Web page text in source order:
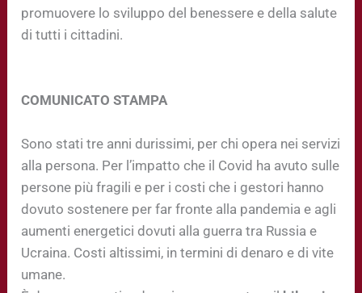
promuovere lo sviluppo del benessere e della salute
di tutti i cittadini.
COMUNICATO STAMPA
Sono stati tre anni durissimi, per chi opera nei servizi
alla persona. Per l’impatto che il Covid ha avuto sulle
persone più fragili e per i costi che i gestori hanno
dovuto sostenere per far fronte alla pandemia e agli
aumenti energetici dovuti alla guerra tra Russia e
Ucraina. Costi altissimi, in termini di denaro e di vite
umane.